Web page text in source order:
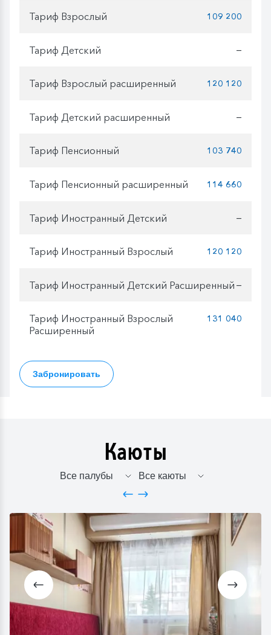
Тариф Взрослый 109 200
Тариф Детский —
Тариф Взрослый расширенный 120 120
Тариф Детский расширенный —
Тариф Пенсионный 103 740
Тариф Пенсионный расширенный 114 660
Тариф Иностранный Детский —
Тариф Иностранный Взрослый 120 120
Тариф Иностранный Детский Расширенный —
Тариф Иностранный Взрослый
Расширенный
131 040
Забронировать
Каюты